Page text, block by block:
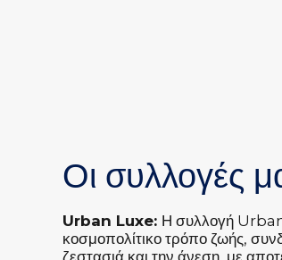
Οι συλλογές
Urban Luxe: Η συλλογή
κοσμοπολίτικο τρόπο ζωής,
ζεστασιά και την άνεση, με